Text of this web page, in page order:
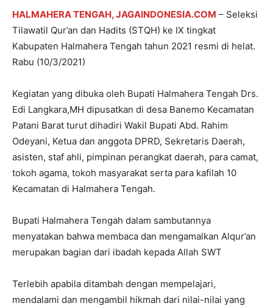
HALMAHERA TENGAH, JAGAINDONESIA.COM – Seleksi
Tilawatil Qur’an dan Hadits (STQH) ke IX tingkat
Kabupaten Halmahera Tengah tahun 2021 resmi di helat.
Rabu (10/3/2021)
Kegiatan yang dibuka oleh Bupati Halmahera Tengah Drs.
Edi Langkara,MH dipusatkan di desa Banemo Kecamatan
Patani Barat turut dihadiri Wakil Bupati Abd. Rahim
Odeyani, Ketua dan anggota DPRD, Sekretaris Daerah,
asisten, staf ahli, pimpinan perangkat daerah, para camat,
tokoh agama, tokoh masyarakat serta para kafilah 10
Kecamatan di Halmahera Tengah.
Bupati Halmahera Tengah dalam sambutannya
menyatakan bahwa membaca dan mengamalkan Alqur’an
merupakan bagian dari ibadah kepada Allah SWT
Terlebih apabila ditambah dengan mempelajari,
mendalami dan mengambil hikmah dari nilai-nilai yang